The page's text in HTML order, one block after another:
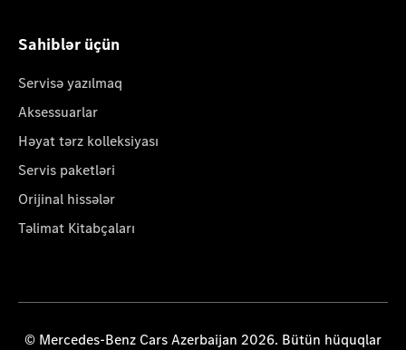
Sahiblər üçün
Servisə yazılmaq
Aksessuarlar
Həyat tərz kolleksiyası
Servis paketləri
Orijinal hissələr
Təlimat Kitabçaları
© Mercedes-Benz Cars Azerbaijan 2026. Bütün hüquqlar